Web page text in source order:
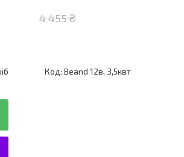
4 455 ₴
Код: Beand 12в, 3,5квт